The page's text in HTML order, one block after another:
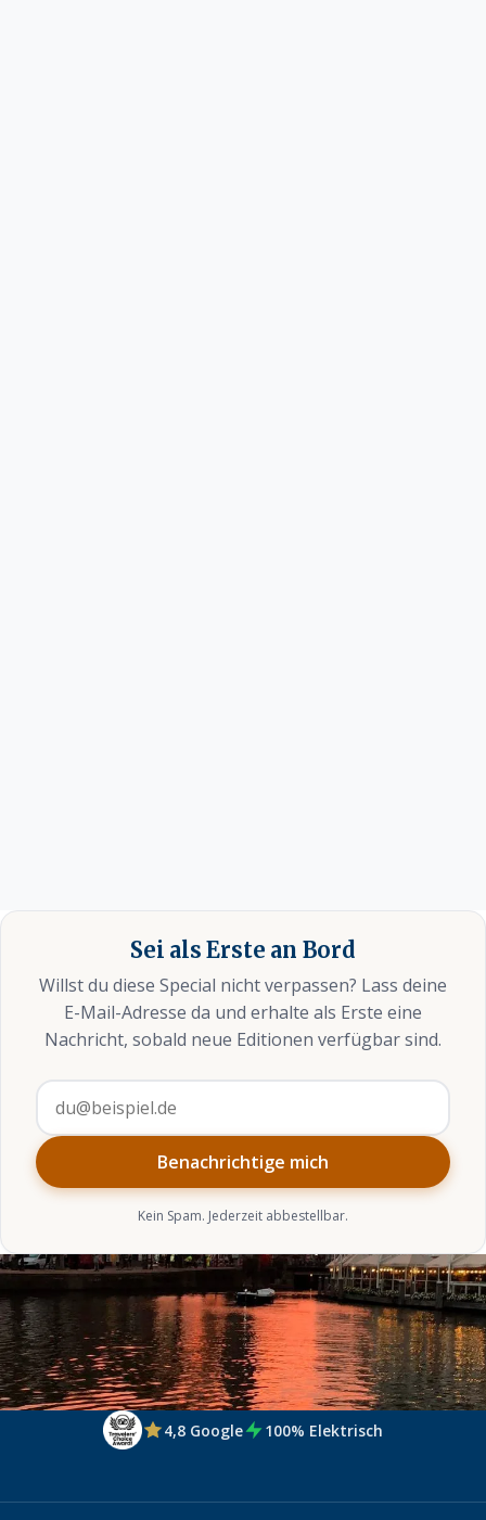
Sei als Erste an Bord
Willst du diese Special nicht verpassen? Lass deine
E-Mail-Adresse da und erhalte als Erste eine
Nachricht, sobald neue Editionen verfügbar sind.
E-Mail-Adresse
Benachrichtige mich
Kein Spam. Jederzeit abbestellbar.
4,8 Google 100% Elektrisch